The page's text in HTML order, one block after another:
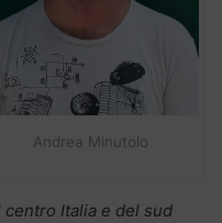
Andrea Minutolo
Italia e del sud